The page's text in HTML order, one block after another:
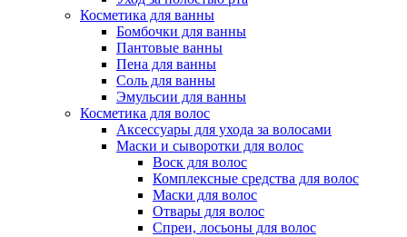
Косметика для ванны
Бомбочки для ванны
Пантовые ванны
Пена для ванны
Соль для ванны
Эмульсии для ванны
Косметика для волос
Аксессуары для ухода за волосами
Маски и сыворотки для волос
Воск для волос
Комплексные средства для волос
Маски для волос
Отвары для волос
Спреи, лосьоны для волос